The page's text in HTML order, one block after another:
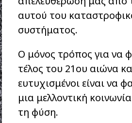
αυτού του
συστήματος.
Ο μόνος τρόπος για να
τέλος του 21ου αιώνα
ευτυχισμένοι είναι να
μια μελλοντική
τη φύση.